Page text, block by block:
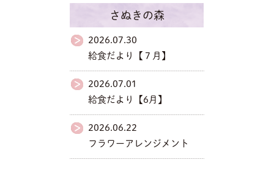
さぬきの森
2026.07.30
給食だより【７月】
2026.07.01
給食だより【6月】
2026.06.22
フラワーアレンジメント